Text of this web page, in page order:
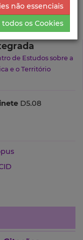
Currículo
de Estudos sobre a
e o Território
D5.08
não essenciais
os Cookies